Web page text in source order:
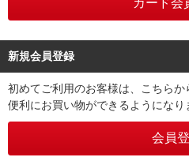
新規会員登録
初めてご利用のお客様は、こちらか
便利にお買い物ができるようになり